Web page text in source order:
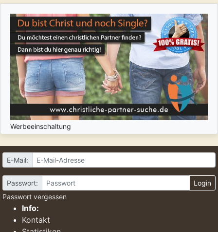
Werbeeinschaltung
E-Mail:
Passwort:
Login
Passwort vergessen
Info:
Kontakt